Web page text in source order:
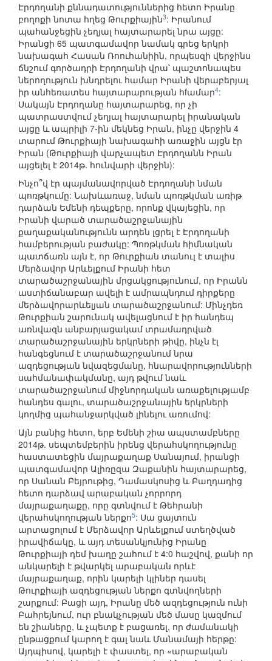
Էրդողանի քննադատություններից հետո Իրանը
բողոքի նոտա հղեց Թուրքիային3: Իրանում
պահանջեցին չեղյալ հայտարարել նրա այցը:
Իրանցի 65 պատգամավոր նամակ գրեց երկրի
նախագահ Հասան Ռոուհանիին, որպեսզի վերջինս
ճնշում գործադրի Էրդողանի վրա՝ պաշտոնապես
ներողություն խնդրելու համար Իրանի վերաբերյալ
իր անհեռատես հայտարարության հfամար4:
Սակայն Էրդողանը հայտարարեց, որ չի
պատրաստվում չեղյալ հայտարարել իրանական
այցը և ապրիլի 7-ին մեկնեց Իրան, ինչը վերջին 4
տարում Թուրքիայի նախագահի առաջին այցն էր
Իրան (Թուրքիայի վարչապետ Էրդողանն Իրան
այցելել է 2014թ. հունվարի վերջին):
Ինչո՞վ էր պայմանավորված Էրդողանի նման
պոռթկումը: Նախևառաջ, նման պոռթկման առիթ
դարձան Եմենի դեպքերը, որոնք վկայեցին, որ
Իրանի վարած տարածաշրջանային
քաղաքականությունն արդեն լցրել է Էրդողանի
համբերության բաժակը: Պոռթկման հիմնական
պատճառն այն է, որ Թուրքիան տանուլ է տալիս
Մերձավոր Արևելքում Իրանի հետ
տարածաշրջանային մրցակցությունում, որ Իրանն
աստիճանաբար ավելի է ամրապնդում դիրքերը
մերձավորարևելյան տարածաշրջանում: Մինչդեռ
Թուրքիան շարունակ ավելացնում է իր հանդեպ
առնվազն անբարյացակամ տրամադրված
տարածաշրջանային երկրների թիվը, ինչն էլ
հանգեցնում է տարածաշրջանում նրա
ազդեցության նվազեցմանը, հնարավորությունների
սահմանափակմանը, այդ թվում նաև
տարածաշրջանում միջնորդական առաքելությամբ
հանդես գալու, տարածաշրջանային երկրների
կողմից պահանջարկված լինելու առումով:
Այն բանից հետո, երբ Եմենի շիա ապստամբները
2014թ. սեպտեմբերին իրենց վերահսկողությունը
հաստատեցին մայրաքաղաք Սանայում, իրանցի
պատգամավոր Ալիռըզա Զաքանին հայտարարեց,
որ Սանան Բեյրութից, Դամասկոսից և Բաղդադից
հետո դարձավ արաբական չորրորդ
մայրաքաղաքը, որը գտնվում է Թեհրանի
վերահսկողության ներքո5: Սա ցայտուն
արտացոլում է Մերձավոր Արևելքում ստեղծված
իրավիճակը, և այդ տեսանկյունից Իրանը
Թուրքիայի դեմ խաղը շահում է 4:0 հաշվով, քանի որ
անկարելի է թվարկել արաբական որևէ
մայրաքաղաք, որին կարելի կլիներ դասել
Թուրքիայի ազդեցության ներքո գտնվողների
շարքում: Բացի այդ, Իրանը մեծ ազդեցություն ունի
Բահրեյնում, ուր բնակչության մեծ մասը կազմում
են շիաները, և չպետք է բացառել, որ ժամանակի
ընթացքում կարող է գալ նաև Մանամայի հերթը:
Այդպիսով, կարելի է փաստել, որ «արաբական